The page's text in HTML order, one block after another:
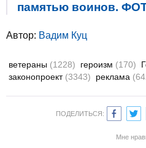
памятью воинов.
Автор: Вадим Куц
ветераны (1228) героизм (170)
законопроект (3343) реклама
ПОДЕЛИТЬСЯ:
Мне